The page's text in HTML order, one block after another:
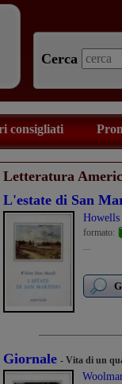
Cerca
consigliati
Letteratura
L'estate di San
formato:
...
Giornale - Vita di un